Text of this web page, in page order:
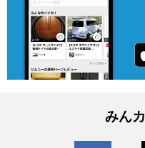
みん